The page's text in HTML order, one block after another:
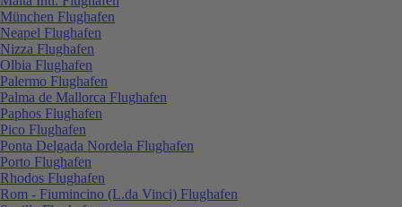
München Flughafen
Neapel Flughafen
Nizza Flughafen
Olbia Flughafen
Palermo Flughafen
Palma de Mallorca Flughafen
Paphos Flughafen
Pico Flughafen
Ponta Delgada Nordela Flughafen
Porto Flughafen
Rhodos Flughafen
Rom - Fiumincino (L.da Vinci) Flughafen